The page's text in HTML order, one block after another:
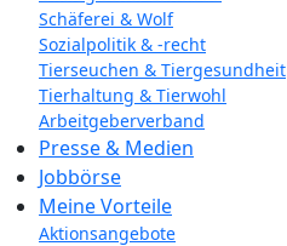
Schäferei & Wolf
Sozialpolitik & -recht
Tierseuchen & Tiergesundheit
Tierhaltung & Tierwohl
Arbeitgeberverband
Presse & Medien
Jobbörse
Meine Vorteile
Aktionsangebote